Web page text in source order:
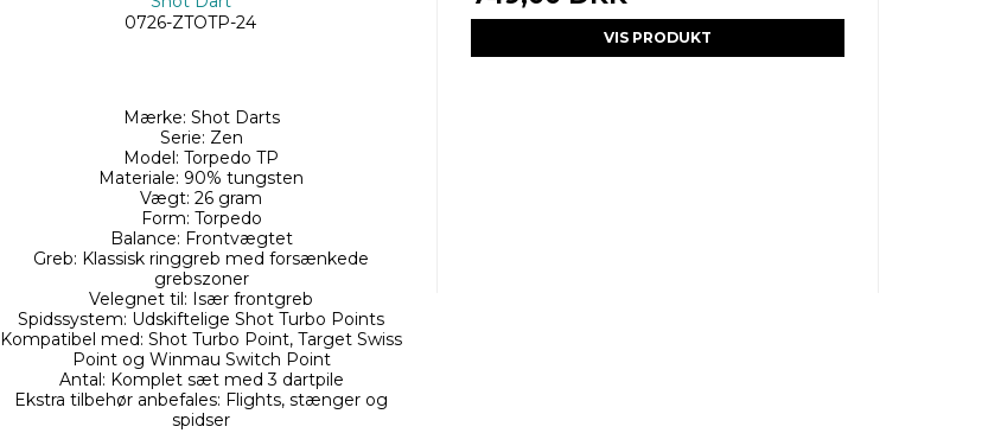
0726-ZTOTP-24
Mærke: Shot Darts
Serie: Zen
Model: Torpedo TP
Materiale: 90% tungsten
Vægt: 26 gram
Form: Torpedo
Balance: Frontvægtet
Greb: Klassisk ringgreb med forsænkede
grebszoner
Velegnet til: Især frontgreb
Spidssystem: Udskiftelige Shot Turbo Points
Kompatibel med: Shot Turbo Point, Target Swiss
Point og Winmau Switch Point
Antal: Komplet sæt med 3 dartpile
Ekstra tilbehør anbefales: Flights, stænger og
spidser
VIS PRODUKT